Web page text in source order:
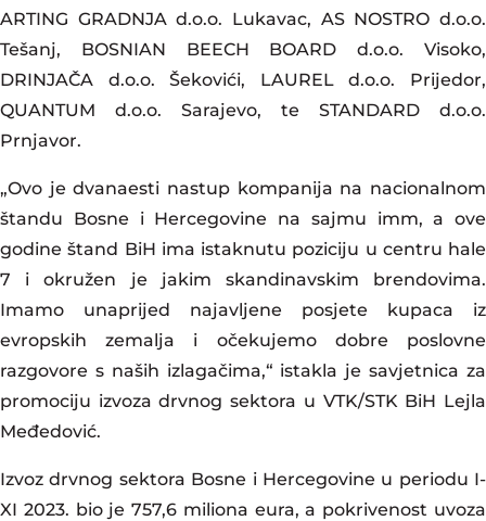
ARTING GRADNJA d.o.o. Lukavac, AS NOSTRO d.o.o.
Tešanj, BOSNIAN BEECH BOARD d.o.o. Visoko,
DRINJAČA d.o.o. Šekovići, LAUREL d.o.o. Prijedor,
QUANTUM d.o.o. Sarajevo, te STANDARD d.o.o.
Prnjavor.
„Ovo je dvanaesti nastup kompanija na nacionalnom
štandu Bosne i Hercegovine na sajmu imm, a ove
godine štand BiH ima istaknutu poziciju u centru hale
7 i okružen je jakim skandinavskim brendovima.
Imamo unaprijed najavljene posjete kupaca iz
evropskih zemalja i očekujemo dobre poslovne
razgovore s naših izlagačima,“ istakla je savjetnica za
promociju izvoza drvnog sektora u VTK/STK BiH Lejla
Međedović.
Izvoz drvnog sektora Bosne i Hercegovine u periodu I-
XI 2023. bio je 757,6 miliona eura, a pokrivenost uvoza